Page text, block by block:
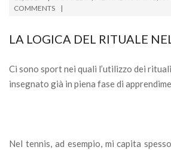
COMMENTS
LA LOGICA DEL RITUALE
Ci sono sport nei quali l’utilizzo dei
insegnato già in piena fase di
Nel tennis, ad esempio, mi capita